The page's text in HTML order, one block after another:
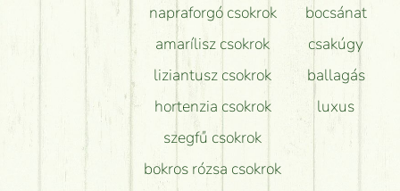
napraforgó csokrok
amarílisz csokrok
liziantusz csokrok
hortenzia csokrok
szegfű csokrok
bokros rózsa csokrok
bocsánat
csakúgy
ballagás
luxus